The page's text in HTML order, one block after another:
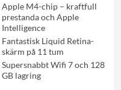
Apple M4-chip – kraftfull
prestanda och Apple
Intelligence
Fantastisk Liquid Retina-
skärm på 11 tum
Supersnabbt Wifi 7 och 128
GB lagring